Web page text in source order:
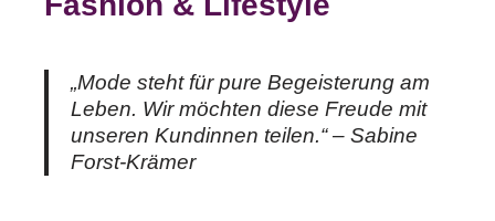
„Mode steht für pure Begeisterung am
Leben. Wir möchten diese Freude mit
unseren Kundinnen teilen.“ – Sabine
Forst-Krämer